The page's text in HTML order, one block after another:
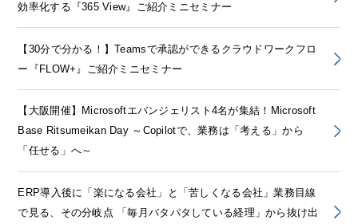
効率化する『365 View』ご紹介ミニセミナー
【30分で分かる！】Teamsで承認ができるクラウドワークフロ
ー『FLOW+』ご紹介ミニセミナー
【大阪開催】Microsoftエバンジェリスト4名が集結！Microsoft
Base Ritsumeikan Day ～Copilotで、業務は「考える」から
「任せる」へ～
ERP導入後に「楽になる会社」と「苦しくなる会社」業務目線
で見る、その分岐点 「毎月バタバタしている経理」から抜け出